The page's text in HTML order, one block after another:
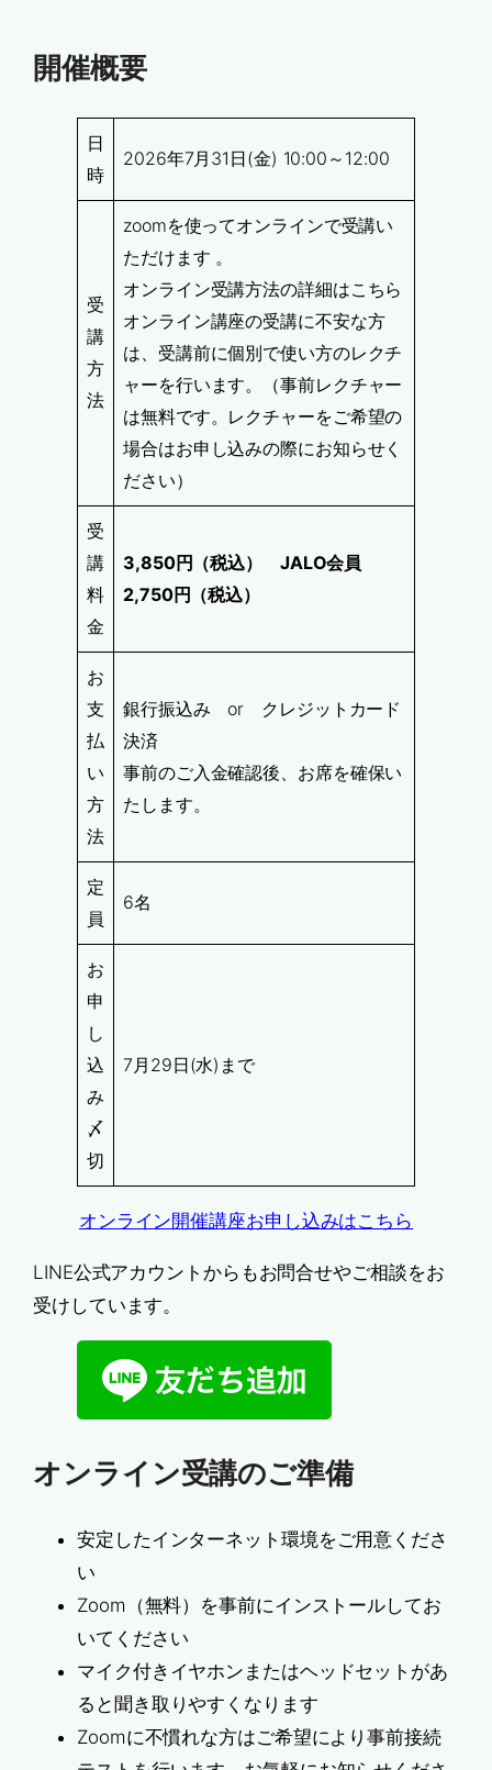
開催概要
日
時
2026年7月31日(金) 10:00～12:00
受
講
方
法
zoomを使ってオンラインで受講い
ただけます 。
オンライン受講方法の詳細はこちら
オンライン講座の受講に不安な方
は、受講前に個別で使い方のレクチ
ャーを行います。（事前レクチャー
は無料です。レクチャーをご希望の
場合はお申し込みの際にお知らせく
ださい）
受
講
料
金
3,850円（税込） JALO会員
2,750円（税込）
お
支
払
い
方
法
銀行振込み or クレジットカード
決済
事前のご入金確認後、お席を確保い
たします。
定
員
6名
お
申
し
込
み
〆
切
7月29日(水)まで
オンライン開催講座お申し込みはこちら
LINE公式アカウントからもお問合せやご相談をお
受けしています。
オンライン受講のご準備
安定したインターネット環境をご用意くださ
い
Zoom（無料）を事前にインストールしてお
いてください
マイク付きイヤホンまたはヘッドセットがあ
ると聞き取りやすくなります
Zoomに不慣れな方はご希望により事前接続